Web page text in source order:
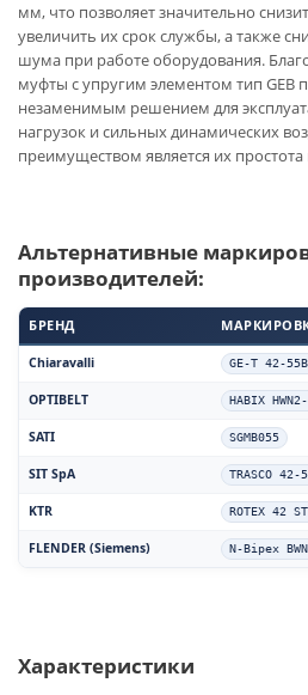
мм, что позволяет значительно
увеличить их срок службы, а также
шума при работе оборудования.
муфты с упругим элементом тип GEB
незаменимым решением для
нагрузок и сильных динамических
преимуществом является их
Альтернативные
производителей:
БРЕНД
Chiaravalli GE-T 42-55B
OPTIBELT HABIX
SATI SGMB055
SIT SpA TRASCO 42-
KTR ROTEX 42
FLENDER (Siemens) N-Bipex
Характеристики